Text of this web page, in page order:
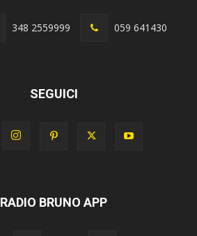
348 2559999 059 641430
SEGUICI
RADIO BRUNO APP